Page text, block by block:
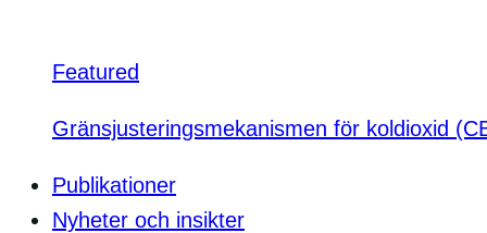
Featured
Gränsjusteringsmekanismen för koldioxid
Publikationer
Nyheter och insikter